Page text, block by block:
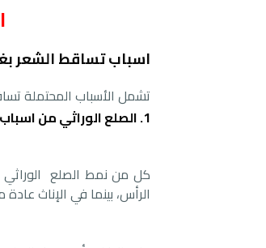
اسباب تساقط الشعر
تشمل الأسباب المحتملة
1. الصلع الوراثي من اسباب تساقط الشعر بكثرة
كل من نمط الصلع الوراثي
الرأس، بينما في الإناث